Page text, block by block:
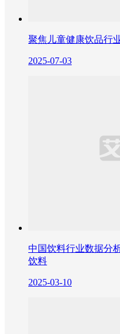
聚焦儿童健康饮品行
2025-07-03
中国饮料行业数据分
饮料
2025-03-10